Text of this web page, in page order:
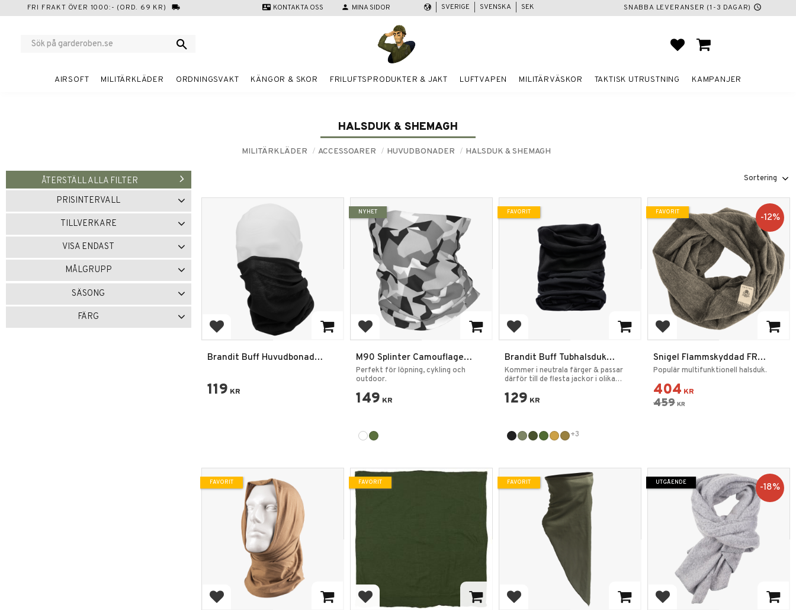
FRI FRAKT ÖVER 1000:- (ORD. 69 KR) local_shipping contact_mail KONTAKTA OSS person MINA SIDOR SNABBA LEVERANSER (1-3 DAGAR) schedule
SVERIGE SVENSKA SEK
FAVORITER
KUNDVAGN
AIRSOFT MILITÄRKLÄDER ORDNINGSVAKT KÄNGOR & SKOR FRILUFTSPRODUKTER & JAKT LUFTVAPEN MILITÄRVÄSKOR TAKTISK UTRUSTNING KAMPANJER
HALSDUK & SHEMAGH
MILITÄRKLÄDER ACCESSOARER HUVUDBONADER HALSDUK & SHEMAGH
ÅTERSTÄLL ALLA FILTER
PRISINTERVALL
49 404
TILLVERKARE
BRANDIT
2 M-TECH
MFH
1 MIL-TEC 7
Visa fler
VISA ENDAST
Finns i lager
17
MÅLGRUPP
5 Herr
SÄSONG
Höst 2
Vinter
2
FÄRG
Välj sortering
Lägg till i favoriter
Brandit Buff Huvudbonad
119 KR
Lägg till i favoriter
M90 Splinter Camouflage
Halsduk Multifunktionell Neck
Gaiter
Perfekt för löpning, cykling och
outdoor.
149 KR
NYHET
Lägg till i favoriter
Brandit Buff Tubhalsduk
Multifunktion Fleece
Kommer i neutrala färger & passar
därför till de flesta jackor i olika
129 KR
FAVORIT
+3
Lägg till i favoriter
Snigel Flammskyddad FR
Tubhalsduk 17 Grå
Populär multifunktionell halsduk.
404 KR
459 KR
12%
FAVORIT
Lägg till i favoriter
FAVORIT
Lägg till i favoriter
FAVORIT
Lägg till i favoriter
FAVORIT
Lägg till i favoriter
18%
UTGÅENDE